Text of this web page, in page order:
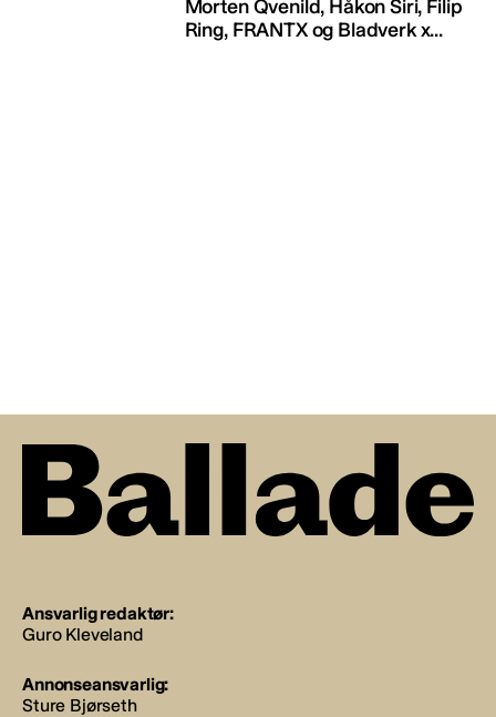
Morten Qvenild, Håkon Siri, Filip
Ring, FRANTX og Bladverk x...
Ansvarlig redaktør:
Guro Kleveland
Annonseansvarlig:
Sture Bjørseth